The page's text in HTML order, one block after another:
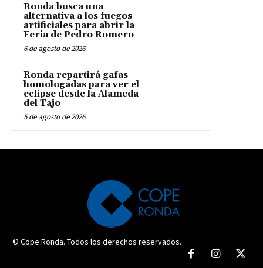
Ronda busca una
alternativa a los fuegos
artificiales para abrir la
Feria de Pedro Romero
6 de agosto de 2026
Ronda repartirá gafas
homologadas para ver el
eclipse desde la Alameda
del Tajo
5 de agosto de 2026
© Cope Ronda. Todos los derechos reservados.